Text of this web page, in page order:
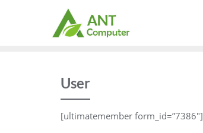
User
[ultimatemember form_id=”7386″]